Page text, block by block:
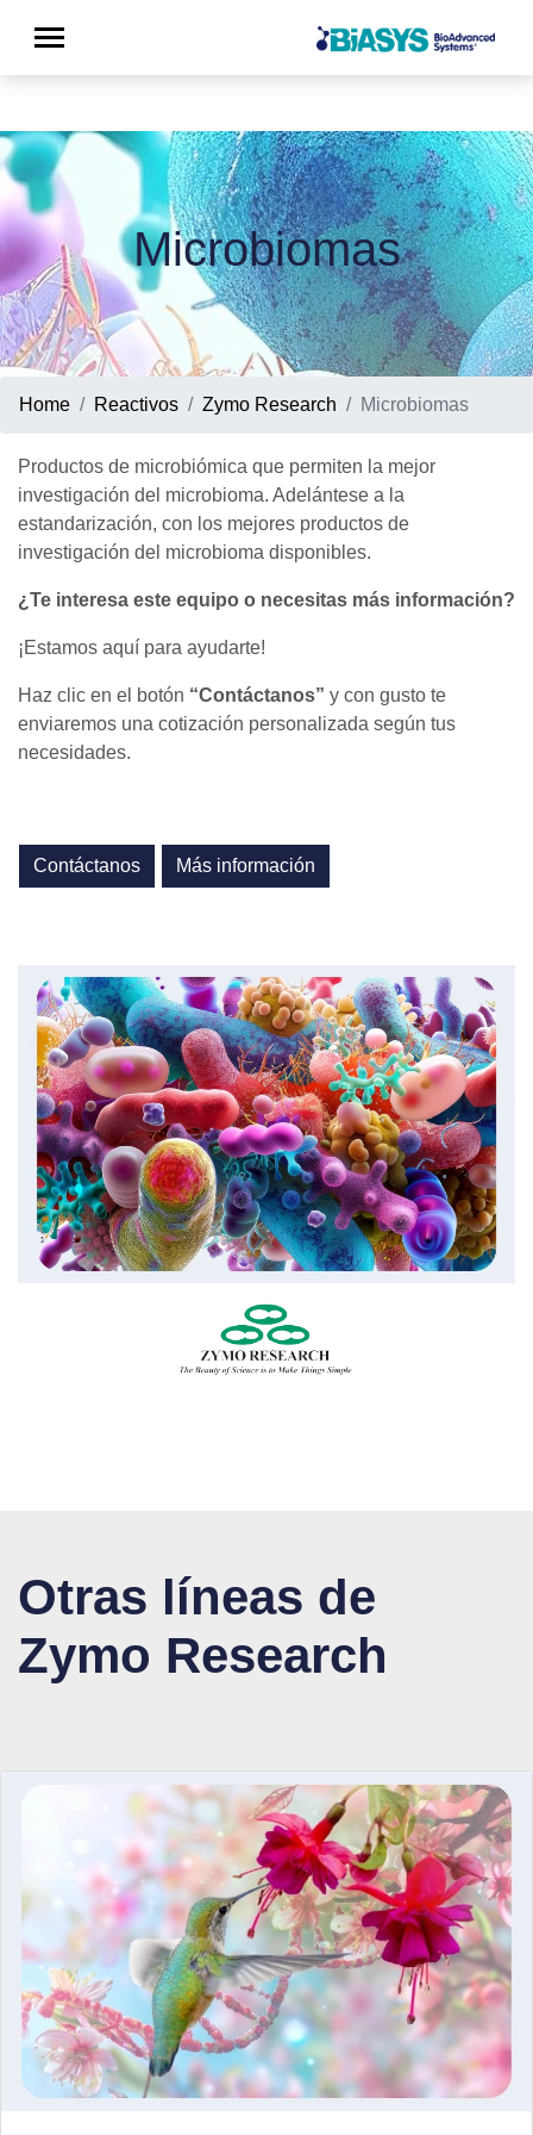
Microbiomas
Home Reactivos Zymo Research Microbiomas
Productos de microbiómica que permiten la mejor
investigación del microbioma. Adelántese a la
estandarización, con los mejores productos de
investigación del microbioma disponibles.
¿Te interesa este equipo o necesitas más información?
¡Estamos aquí para ayudarte!
Haz clic en el botón “Contáctanos” y con gusto te
enviaremos una cotización personalizada según tus
necesidades.
Contáctanos Más información
Otras líneas de
Zymo Research